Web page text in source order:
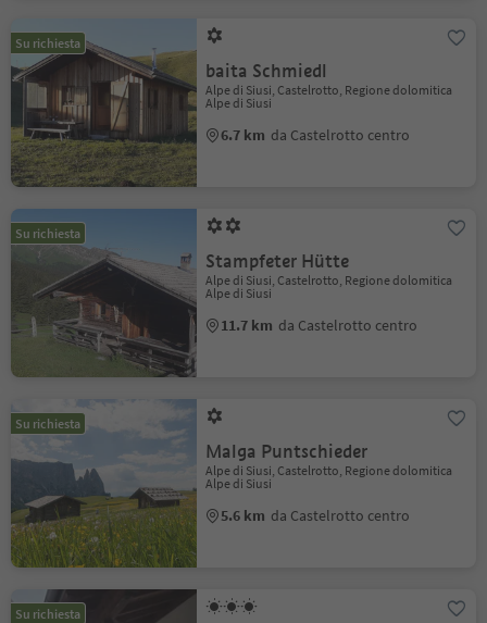
Su richiesta
baita Schmiedl
Alpe di Siusi, Castelrotto, Regione dolomitica
Alpe di Siusi
6.7 km da Castelrotto centro
Su richiesta
Stampfeter Hütte
Alpe di Siusi, Castelrotto, Regione dolomitica
Alpe di Siusi
11.7 km da Castelrotto centro
Su richiesta
Malga Puntschieder
Alpe di Siusi, Castelrotto, Regione dolomitica
Alpe di Siusi
5.6 km da Castelrotto centro
Su richiesta